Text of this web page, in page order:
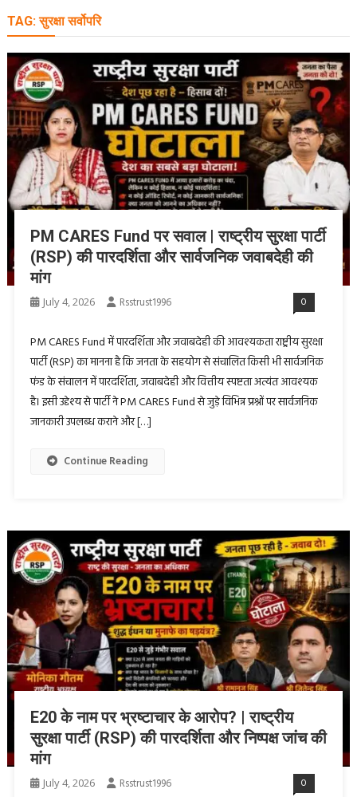
TAG:सुरक्षा सर्वोपरि
PM CARES Fund पर सवाल | राष्ट्रीय सुरक्षा पार्टी
(RSP) की पारदर्शिता और सार्वजनिक जवाबदेही की
मांग
July 4, 2026 Rsstrust1996 0
PM CARES Fund में पारदर्शिता और जवाबदेही की आवश्यकता राष्ट्रीय सुरक्षा
पार्टी (RSP) का मानना है कि जनता के सहयोग से संचालित किसी भी सार्वजनिक
फंड के संचालन में पारदर्शिता, जवाबदेही और वित्तीय स्पष्टता अत्यंत आवश्यक
है। इसी उद्देश्य से पार्टी ने PM CARES Fund से जुड़े विभिन्न प्रश्नों पर सार्वजनिक
जानकारी उपलब्ध कराने और […]
Continue Reading
E20 के नाम पर भ्रष्टाचार के आरोप? | राष्ट्रीय
सुरक्षा पार्टी (RSP) की पारदर्शिता और निष्पक्ष जांच की
मांग
July 4, 2026 Rsstrust1996 0